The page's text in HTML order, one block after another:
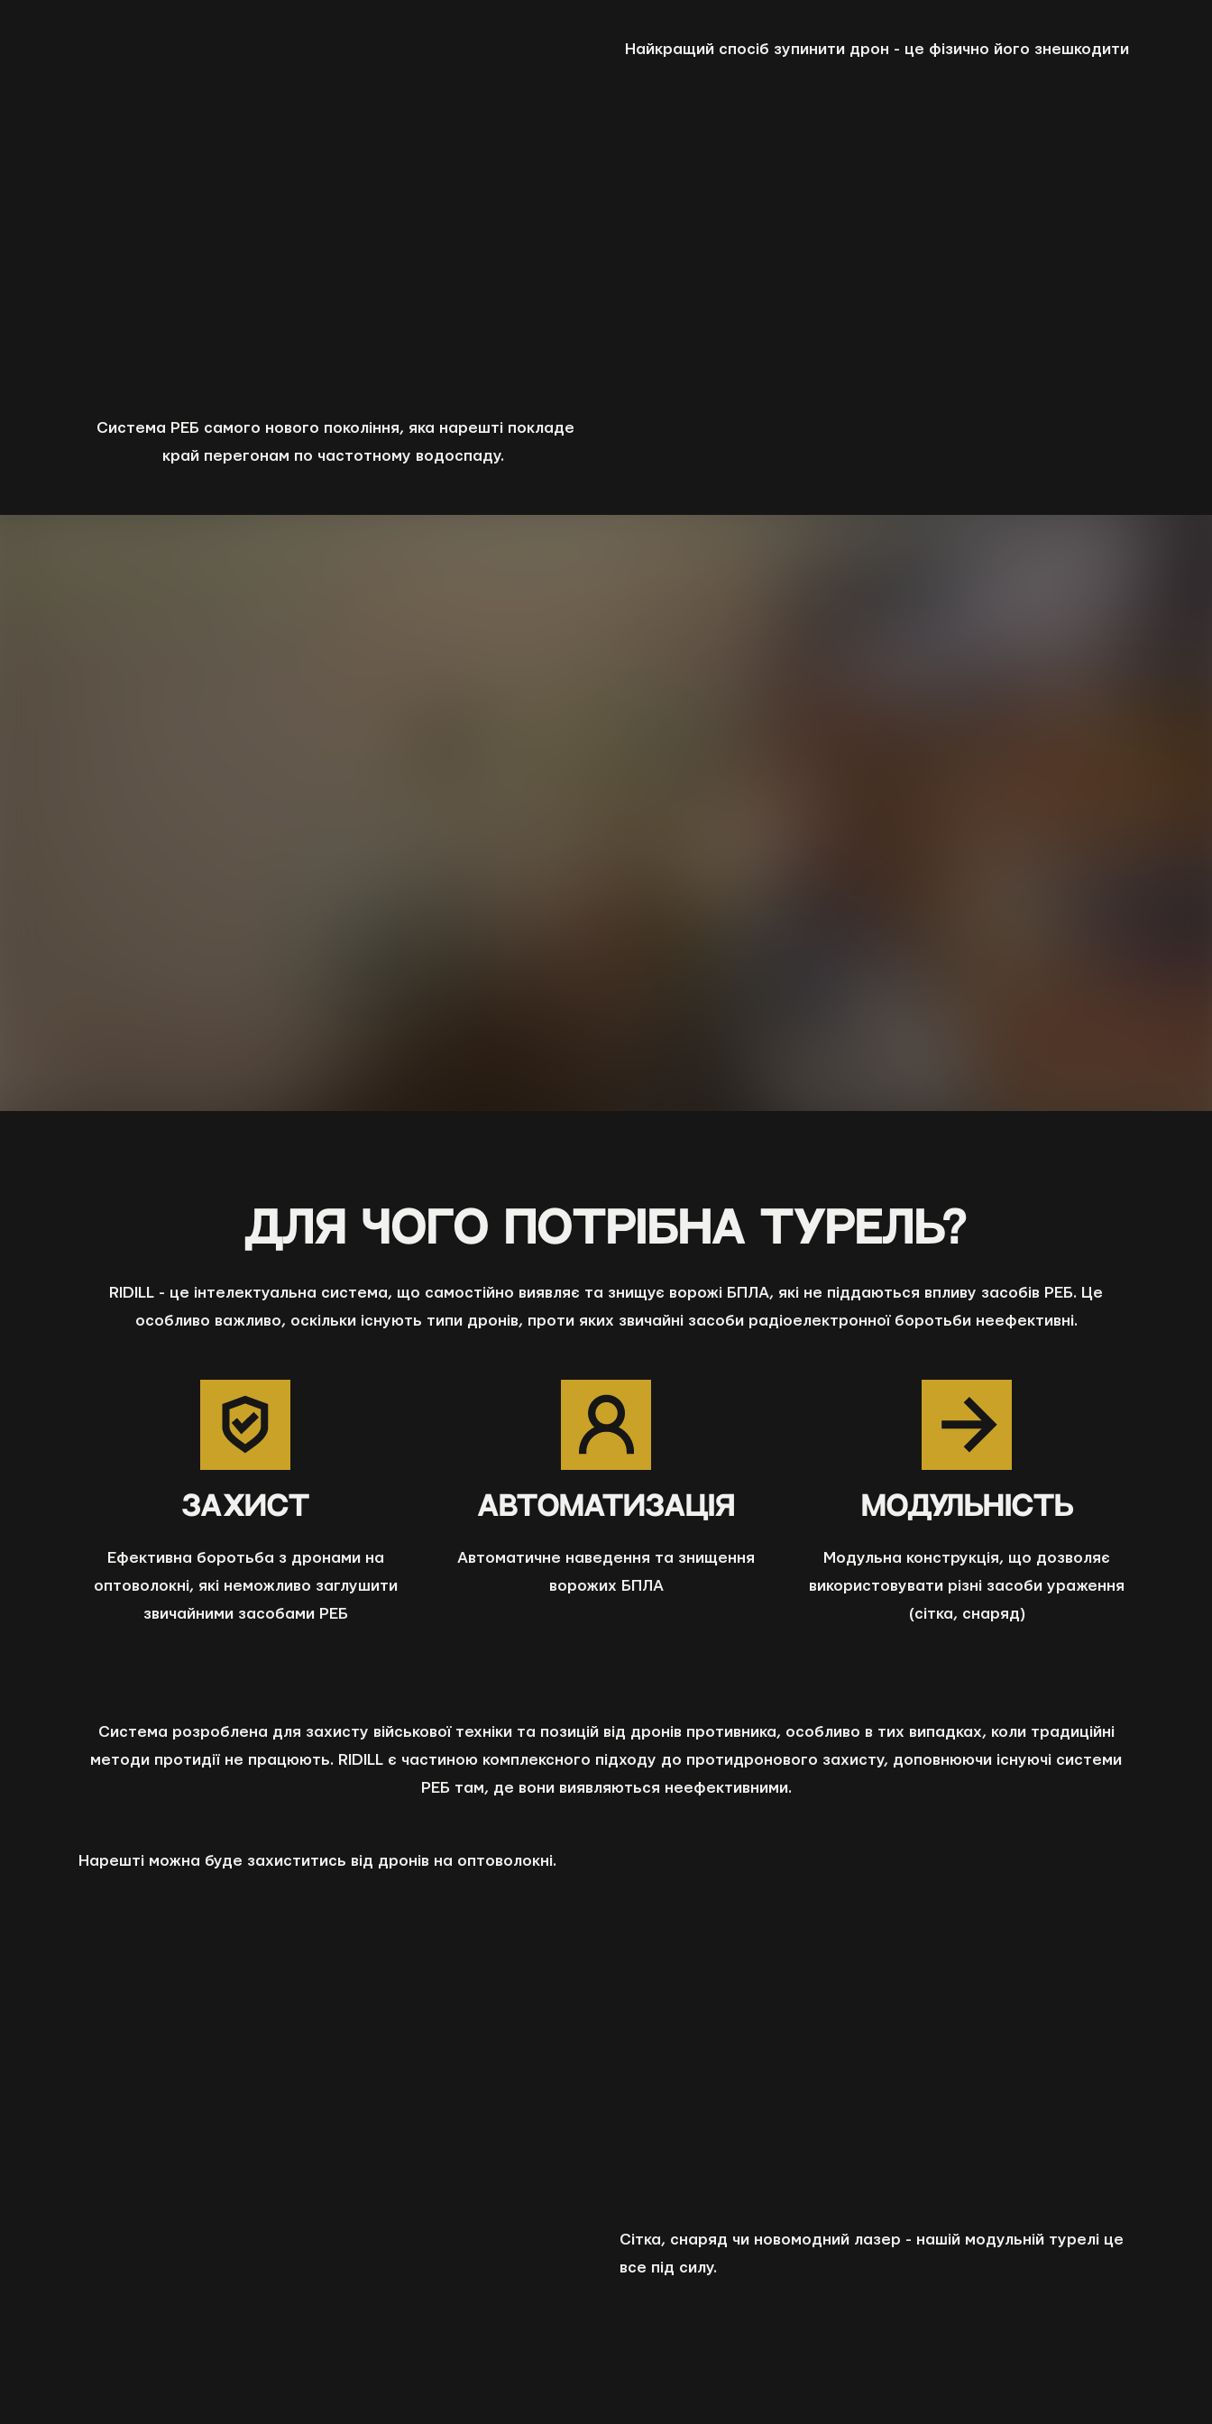
Система РЕБ самого нового покоління, яка нарешті покладе
край перегонам по частотному водоспаду.
Найкращий спосіб зупинити дрон - це фізично його знешкодити
Для чого потрІбна турель?
RIDILL - це інтелектуальна система, що самостійно виявляє та знищує ворожі БПЛА, які не піддаються впливу засобів РЕБ. Це
особливо важливо, оскільки існують типи дронів, проти яких звичайні засоби радіоелектронної боротьби неефективні.
ЗАХИСТ
Ефективна боротьба з дронами на
оптоволокні, які неможливо заглушити
звичайними засобами РЕБ
АВТОМАТИЗАЦІЯ
Автоматичне наведення та знищення
ворожих БПЛА
МОДУЛЬНІСТЬ
Модульна конструкція, що дозволяє
використовувати різні засоби ураження
(сітка, снаряд)
Система розроблена для захисту військової техніки та позицій від дронів противника, особливо в тих випадках, коли традиційні
методи протидії не працюють. RIDILL є частиною комплексного підходу до протидронового захисту, доповнюючи існуючі системи
РЕБ там, де вони виявляються неефективними.
Нарешті можна буде захиститись від дронів на оптоволокні.
Сітка, снаряд чи новомодний лазер - нашій модульній турелі це
все під силу.